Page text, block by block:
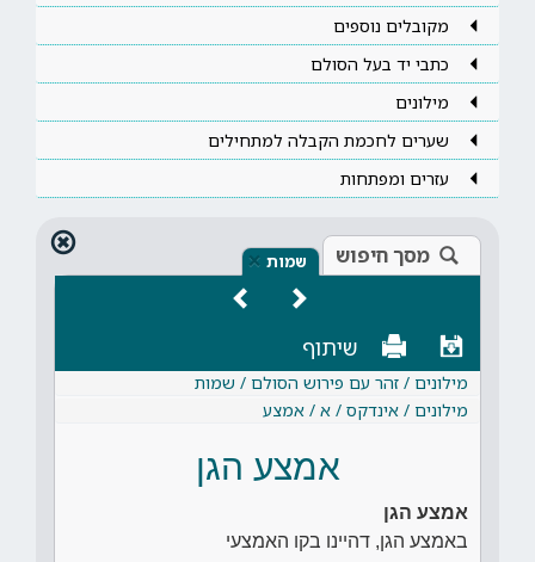
מקובלים נוספים
כתבי יד בעל הסולם
מילונים
שערים לחכמת הקבלה למתחילים
עזרים ומפתחות
מסך חיפוש שמות ×
שיתוף
מילונים / זהר עם פירוש הסולם / שמות
מילונים / אינדקס / א / אמצע
אמצע הגן
אמצע הגן
באמצע הגן, דהיינו בקו האמצעי